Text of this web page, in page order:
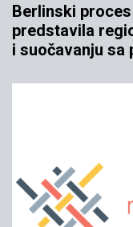
Berlinski
predstavila
i suočavanju sa